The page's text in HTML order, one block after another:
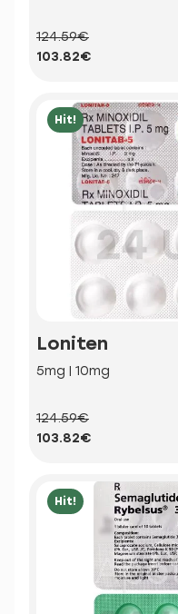
124.59€
103.82€
Hit!
Loniten
5mg | 10mg
124.59€
103.82€
Hit!